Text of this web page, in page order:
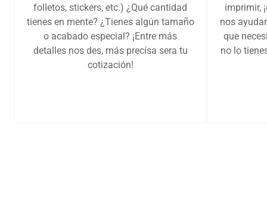
folletos, stickers, etc.) ¿Qué cantidad
tienes en mente? ¿Tienes algún tamaño
o acabado especial? ¡Entre más
detalles nos des, más precísa sera tu
cotización!
imprimir,
nos
que
no lo